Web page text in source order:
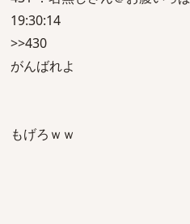
19:30:14
>>430
がんばれよ
もげろｗｗ